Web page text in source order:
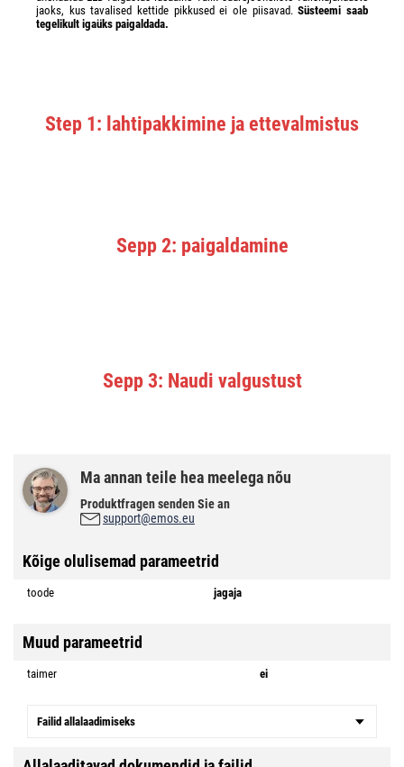
jaoks, kus tavalised kettide pikkused ei ole piisavad.Süsteemi saab
tegelikult igaüks paigaldada.
Step 1: lahtipakkimine ja ettevalmistus
Sepp 2: paigaldamine
Sepp 3: Naudi valgustust
Ma annan teile hea meelega nõu
Produktfragen senden Sie an
support@emos.eu
Kõige olulisemad parameetrid
toode jagaja
Muud parameetrid
taimer ei
Failid allalaadimiseks